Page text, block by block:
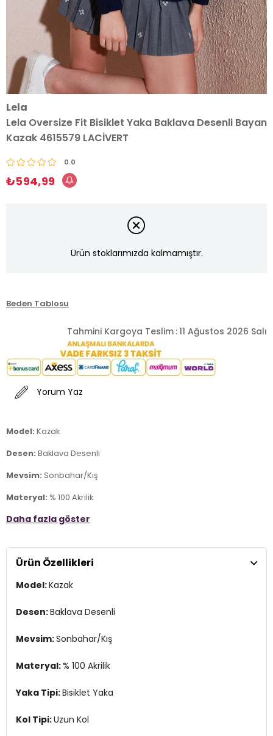
Lela
Lela Oversize Fit Bisiklet Yaka Baklava Desenli Bayan
Kazak 4615579 LACİVERT
0.0
₺594,99
Ürün stoklarımızda kalmamıştır.
Beden Tablosu
Tahmini Kargoya Teslim :11 Ağustos 2026 Salı
Yorum Yaz
Model: Kazak
Desen: Baklava Desenli
Mevsim: Sonbahar/Kış
Materyal: % 100 Akrilik
Yaka Tipi:Bisiklet Yaka
Kalıp Bilgisi:Oversize Fit
Manken Bedeni:
Yaş Grubu: Yetişkin
Menşei:Türkiye
Daha fazla göster
Ürün Özellikleri
Model:Kazak
Desen:Baklava Desenli
Mevsim:Sonbahar/Kış
Materyal:% 100 Akrilik
Yaka Tipi:Bisiklet Yaka
Kol Tipi:Uzun Kol